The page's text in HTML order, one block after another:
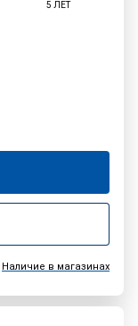
5 ЛЕТ
Наличие в магазинах